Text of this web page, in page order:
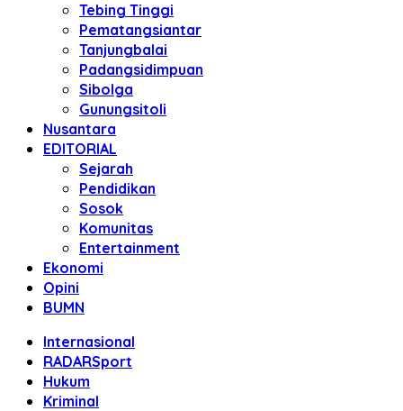
Tebing Tinggi
Pematangsiantar
Tanjungbalai
Padangsidimpuan
Sibolga
Gunungsitoli
Nusantara
EDITORIAL
Sejarah
Pendidikan
Sosok
Komunitas
Entertainment
Ekonomi
Opini
BUMN
Internasional
RADARSport
Hukum
Kriminal